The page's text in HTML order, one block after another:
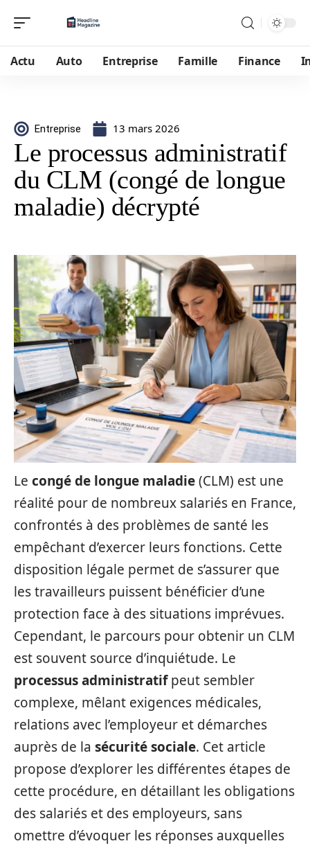
Actu Auto Entreprise Famille Finance
Entreprise 13 mars 2026
Le processus administratif
du CLM (congé de longue
maladie) décrypté
Le congé de longue maladie(CLM) est une
réalité pour de nombreux salariés en France,
confrontés à des problèmes de santé les
empêchant d’exercer leurs fonctions. Cette
disposition légale permet de s’assurer que
les travailleurs puissent bénéficier d’une
protection face à des situations imprévues.
Cependant, le parcours pour obtenir un CLM
est souvent source d’inquiétude. Le
processus administratifpeut sembler
complexe, mêlant exigences médicales,
relations avec l’employeur et démarches
auprès de la sécurité sociale. Cet article
propose d’explorer les différentes étapes de
cette procédure, en détaillant les obligations
des salariés et des employeurs, sans
omettre d’évoquer les réponses auxquelles